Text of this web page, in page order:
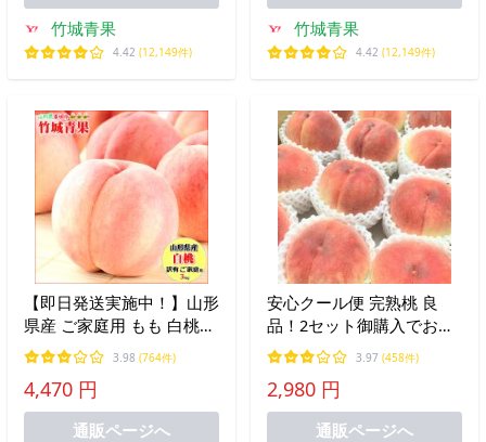
竹城青果
4.42 (12,149件)
竹城青果
4.42 (12,149件)
【即日発送実施中！】山形
県産 ご家庭用 もも 白桃
3kg(無袋栽培/玉数おまか
せ/トレー仕様)※日時指定
はメールで※
3.98 (764件)
4,470 円
通販ページへ
安心クール便 完熟桃 良
品！2セット御購入でお得
な500円OFFクーポン！ 送
料無料 もも モモ ピーチ
フルーツ 果物 くだもの 果
実
3.97 (458件)
2,980 円
通販ページへ